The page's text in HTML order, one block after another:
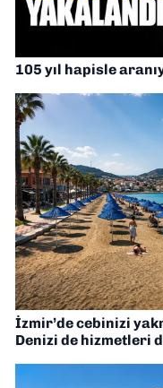
105 yıl hapisle
İzmir’de cebinizi
Denizi de hizmetleri